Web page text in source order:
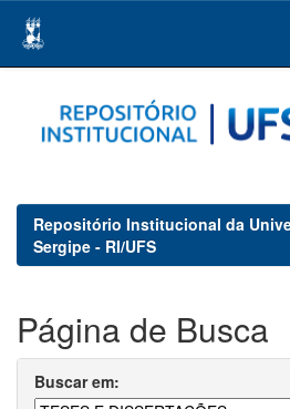
navigation
Repositório Institucional da
Sergipe - RI/UFS
Página de Busca
Buscar em: